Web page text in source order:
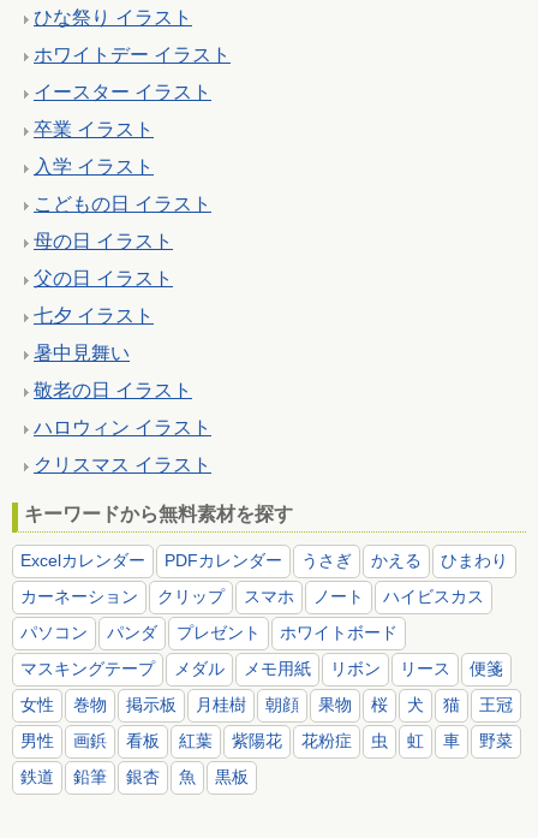
ひな祭り イラスト
ホワイトデー イラスト
イースター イラスト
卒業 イラスト
入学 イラスト
こどもの日 イラスト
母の日 イラスト
父の日 イラスト
七夕 イラスト
暑中見舞い
敬老の日 イラスト
ハロウィン イラスト
クリスマス イラスト
キーワードから無料素材を探す
Excelカレンダー PDFカレンダー うさぎ かえる
ひまわり
カーネーション
クリップ スマホ ノート
ハイビスカス
パソコン
パンダ プレゼント
ホワイトボード
マスキングテープ
メダル メモ用紙 リボン リース
便箋
女性
巻物 掲示板 月桂樹 朝顔 果物 桜 犬 猫
王冠
男性
画鋲 看板 紅葉 紫陽花 花粉症 虫 虹 車
野菜
鉄道
鉛筆 銀杏 魚 黒板